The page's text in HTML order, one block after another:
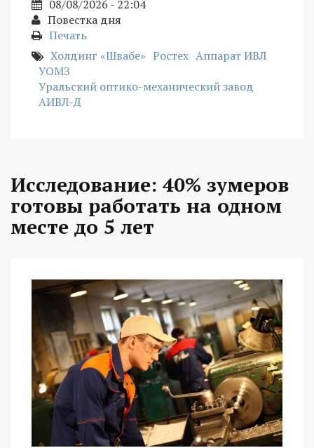
08/08/2026 - 22:04
Повестка дня
Печать
Холдинг «Швабе» Ростех Аппарат ИВЛ
УОМЗ
Уральский оптико-механический завод
АИВЛ-Д
Исследование: 40% зумеров
готовы работать на одном
месте до 5 лет